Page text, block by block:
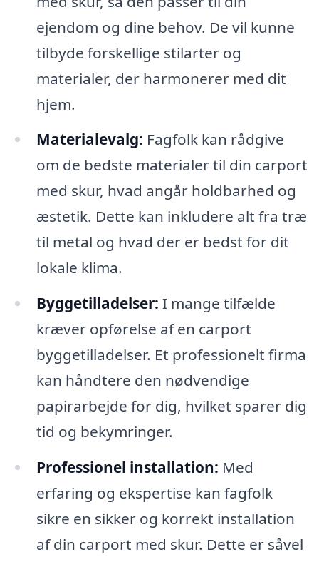
ejendom og dine behov. De vil kunne
tilbyde forskellige stilarter og
materialer, der harmonerer med dit
hjem.
Materialevalg: Fagfolk kan rådgive
om de bedste materialer til din carport
med skur, hvad angår holdbarhed og
æstetik. Dette kan inkludere alt fra træ
til metal og hvad der er bedst for dit
lokale klima.
Byggetilladelser: I mange tilfælde
kræver opførelse af en carport
byggetilladelser. Et professionelt firma
kan håndtere den nødvendige
papirarbejde for dig, hvilket sparer dig
tid og bekymringer.
Professionel installation: Med
erfaring og ekspertise kan fagfolk
sikre en sikker og korrekt installation
af din carport med skur. Dette er såvel